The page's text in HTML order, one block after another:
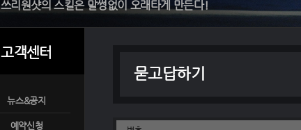
쓰리원샷의 스킬은 말썽없이 오래타게 만든다!
고객센터
뉴스&공지
예약신청
묻고답하기